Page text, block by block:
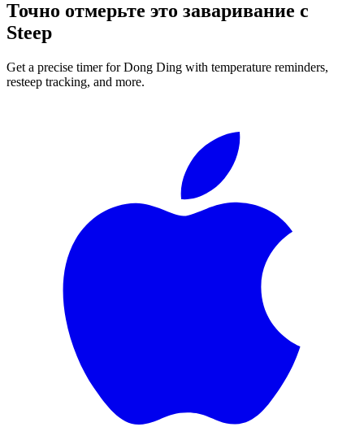
Точно отмерьте это заваривание с
Steep
Get a precise timer forDong Ding with temperature reminders,
resteep tracking, and more.